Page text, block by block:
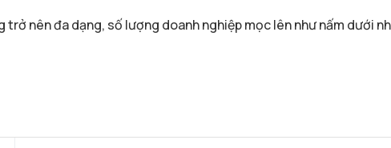
nên đa dạng, số lượng doanh nghiệp mọc lên như nấm dưới